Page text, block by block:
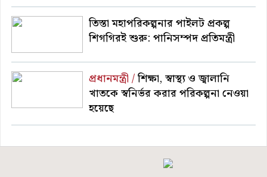
তিস্তা মহাপরিকল্পনার পাইলট প্রকল্প
শিগগিরই শুরু: পানিসম্পদ প্রতিমন্ত্রী
প্রধানমন্ত্রী /শিক্ষা, স্বাস্থ্য ও জ্বালানি
খাতকে স্বনির্ভর করার পরিকল্পনা নেওয়া
হয়েছে